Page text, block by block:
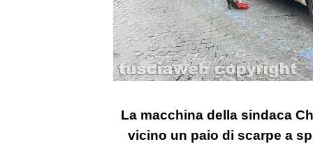
La macchina della sindaca
vicino un paio di scarpe a